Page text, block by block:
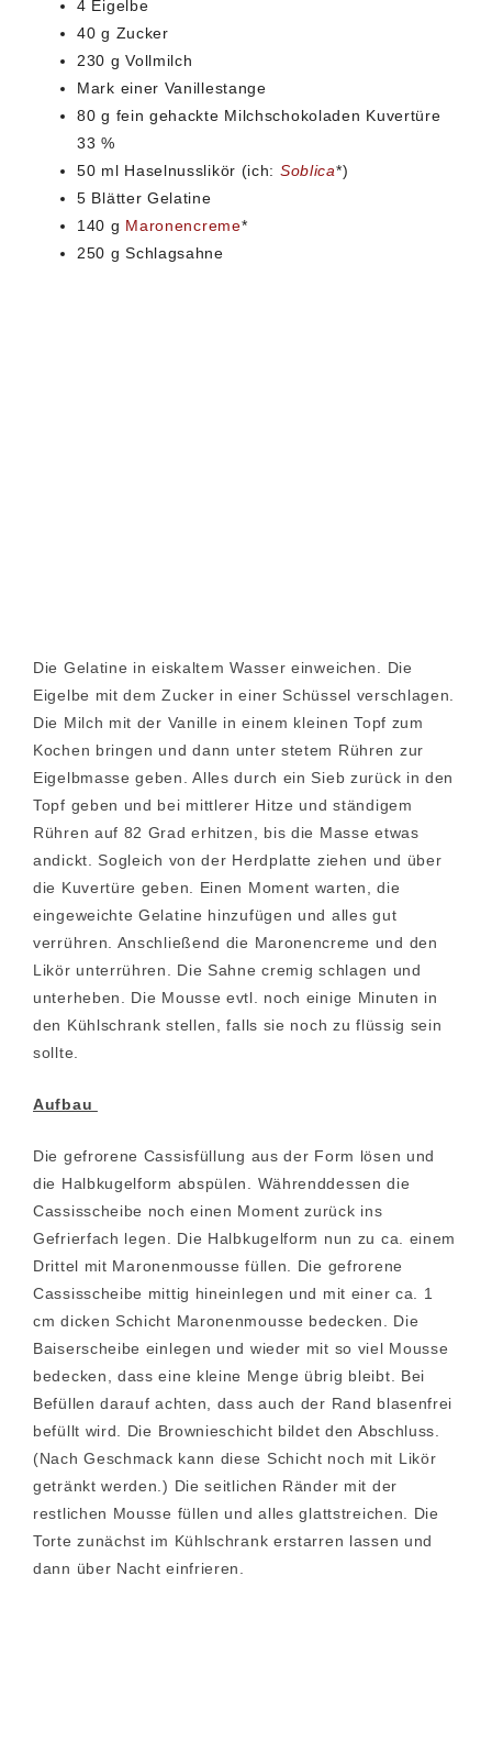
4 Eigelbe
40 g Zucker
230 g Vollmilch
Mark einer Vanillestange
80 g fein gehackte Milchschokoladen Kuvertüre
33 %
50 ml Haselnusslikör (ich: Soblica*)
5 Blätter Gelatine
140 g Maronencreme*
250 g Schlagsahne
Die Gelatine in eiskaltem Wasser einweichen. Die
Eigelbe mit dem Zucker in einer Schüssel verschlagen.
Die Milch mit der Vanille in einem kleinen Topf zum
Kochen bringen und dann unter stetem Rühren zur
Eigelbmasse geben. Alles durch ein Sieb zurück in den
Topf geben und bei mittlerer Hitze und ständigem
Rühren auf 82 Grad erhitzen, bis die Masse etwas
andickt. Sogleich von der Herdplatte ziehen und über
die Kuvertüre geben. Einen Moment warten, die
eingeweichte Gelatine hinzufügen und alles gut
verrühren. Anschließend die Maronencreme und den
Likör unterrühren. Die Sahne cremig schlagen und
unterheben. Die Mousse evtl. noch einige Minuten in
den Kühlschrank stellen, falls sie noch zu flüssig sein
sollte.
Aufbau
Die gefrorene Cassisfüllung aus der Form lösen und
die Halbkugelform abspülen. Währenddessen die
Cassisscheibe noch einen Moment zurück ins
Gefrierfach legen. Die Halbkugelform nun zu ca. einem
Drittel mit Maronenmousse füllen. Die gefrorene
Cassisscheibe mittig hineinlegen und mit einer ca. 1
cm dicken Schicht Maronenmousse bedecken. Die
Baiserscheibe einlegen und wieder mit so viel Mousse
bedecken, dass eine kleine Menge übrig bleibt. Bei
Befüllen darauf achten, dass auch der Rand blasenfrei
befüllt wird. Die Brownieschicht bildet den Abschluss.
(Nach Geschmack kann diese Schicht noch mit Likör
getränkt werden.) Die seitlichen Ränder mit der
restlichen Mousse füllen und alles glattstreichen. Die
Torte zunächst im Kühlschrank erstarren lassen und
dann über Nacht einfrieren.